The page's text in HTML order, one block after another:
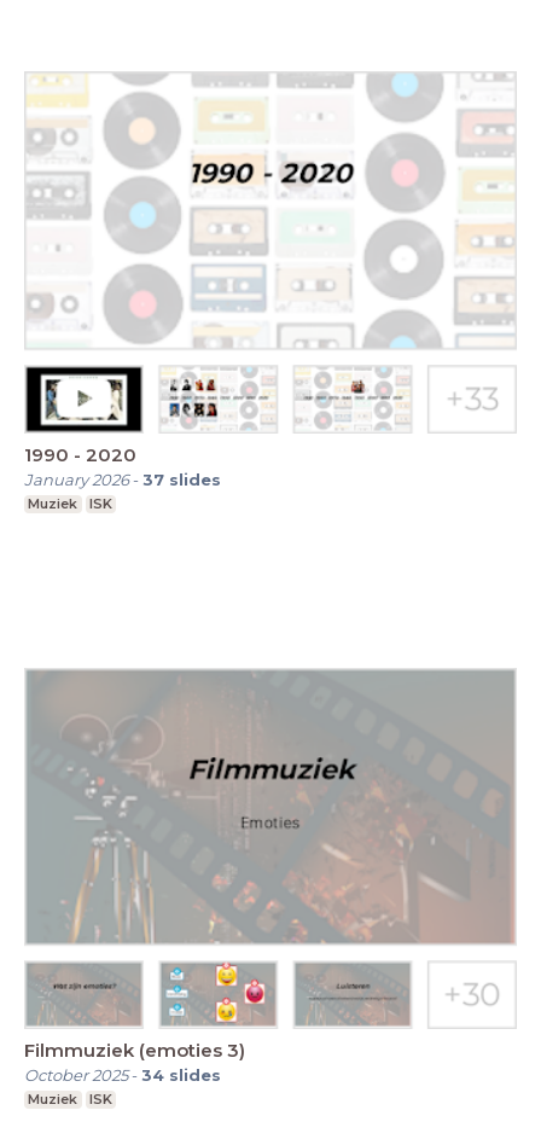
1990 - 2020
January 2026-37 slides
Muziek ISK
Filmmuziek (emoties 3)
October 2025-34 slides
Muziek ISK